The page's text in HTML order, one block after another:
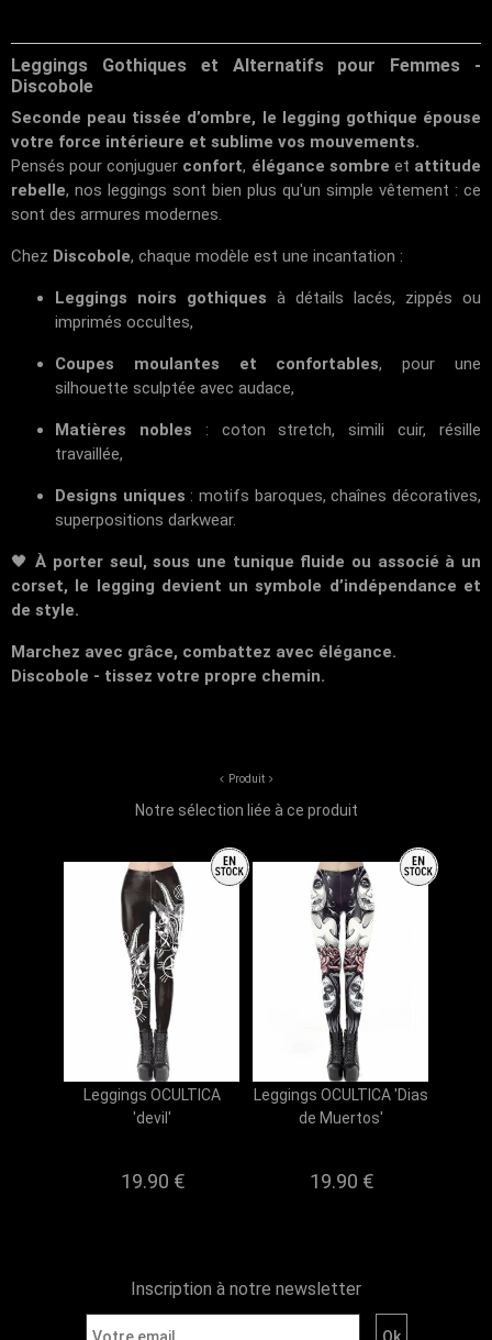
Leggings Gothiques et Alternatifs pour Femmes -
Discobole
Seconde peau tissée d’ombre, le legging gothique épouse
votre force intérieure et sublime vos mouvements.
Pensés pour conjuguer confort, élégance sombre et attitude
rebelle, nos leggings sont bien plus qu'un simple vêtement : ce
sont des armures modernes.
Chez Discobole, chaque modèle est une incantation :
Leggings noirs gothiques à détails lacés, zippés ou
imprimés occultes,
Coupes moulantes et confortables, pour une
silhouette sculptée avec audace,
Matières nobles : coton stretch, simili cuir, résille
travaillée,
Designs uniques : motifs baroques, chaînes décoratives,
superpositions darkwear.
🖤À porter seul, sous une tunique fluide ou associé à un
corset, le legging devient un symbole d’indépendance et
de style.
Marchez avec grâce, combattez avec élégance.
Discobole - tissez votre propre chemin.
Produit
Notre sélection liée à ce produit
Leggings OCULTICA
'devil'
19.90 €
Leggings OCULTICA 'Dias
de Muertos'
19.90 €
Inscription à notre newsletter